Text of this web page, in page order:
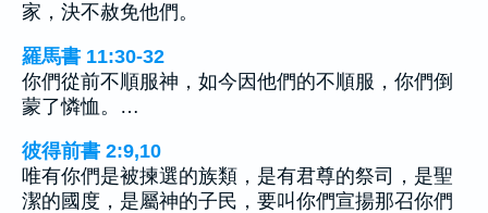
家，決不赦免他們。
羅馬書 11:30-32
你們從前不順服神，如今因他們的不順服，你們倒
蒙了憐恤。…
彼得前書 2:9,10
唯有你們是被揀選的族類，是有君尊的祭司，是聖
潔的國度，是屬神的子民，要叫你們宣揚那召你們